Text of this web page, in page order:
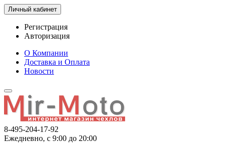
Личный кабинет
Регистрация
Авторизация
О Компании
Доставка и Оплата
Новости
8-495-204-17-92
Ежедневно, с 9:00 до 20:00